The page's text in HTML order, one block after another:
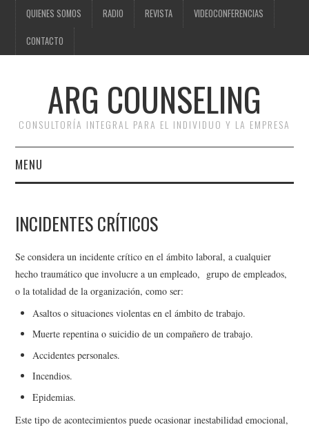
QUIENES SOMOS RADIO REVISTA VIDEOCONFERENCIAS
CONTACTO
ARG COUNSELING
CONSULTORÍA INTEGRAL PARA EL INDIVIDUO Y LA EMPRESA
MENU
CONSULTORÍA
PSICOLÓGICA
EDUCACIONAL
CONSULTORÍA
EMPRESARIAL
INCIDENTES CRÍTICOS
Se considera un incidente crítico en el ámbito laboral, a cualquier
hecho traumático que involucre a un empleado, grupo de empleados,
o la totalidad de la organización, como ser:
Asaltos o situaciones violentas en el ámbito de trabajo.
Muerte repentina o suicidio de un compañero de trabajo.
Accidentes personales.
Incendios.
Epidemias.
Este tipo de acontecimientos puede ocasionar inestabilidad emocional,